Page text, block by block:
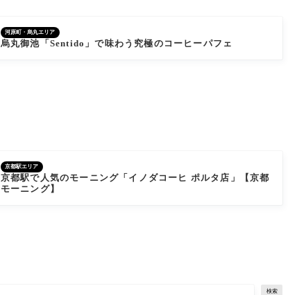
河原町・烏丸エリア
烏丸御池「Sentido」で味わう究極のコーヒーパフェ
京都駅エリア
京都駅で人気のモーニング「イノダコーヒ ポルタ店」【京都
モーニング】
検索